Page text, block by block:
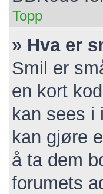
Topp
» Hva er
Smil er
en kort
kan sees i
kan gjøre
å ta dem
forumets